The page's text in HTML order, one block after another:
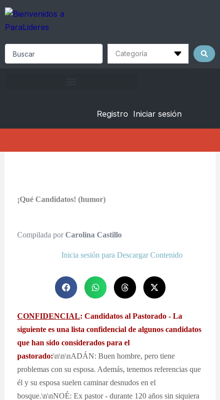
Skip
content
Registro Iniciar sesión
¡Qué Candidatos! (humor)
Compilada porCarolina Castillo
Inicia sesión para Descargar Contenido
CONFIDENCIAL: Candidatos al Pastorado - La
siguiente es una lista confidencial de algunos candidatos
que han sido considerados para el
pastorado:\n\n\nADÁN: Buen hombre, pero tiene
problemas con su esposa. Además, tenemos referencias que
él y su esposa suelen caminar desnudos en el
bosque.\n\nNOÉ: Ex pastor - durante 120 años sin siquiera